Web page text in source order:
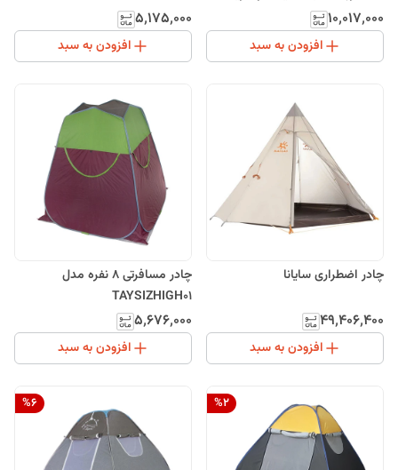
تخفیف
۱۰٬۰۱۷٬۰۰۰
افزودن به سبد
۵٬۱۷۵٬۰۰۰
افزودن به سبد
چادر اضطراری سایانا
۴۹٬۴۰۶٬۴۰۰
افزودن به سبد
چادر مسافرتی 8 نفره مدل
TAYSIZHIGH01
۵٬۶۷۶٬۰۰۰
افزودن به سبد
%2
%6